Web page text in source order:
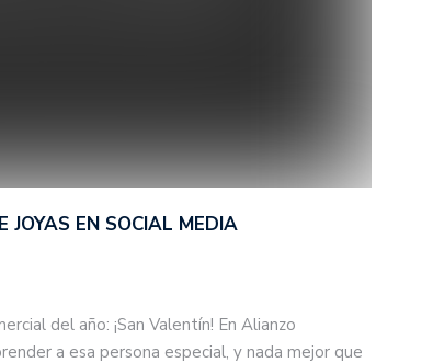
JOYAS EN SOCIAL MEDIA
del año: ¡San Valentín! En Alianzo
a esa persona especial, y nada mejor que